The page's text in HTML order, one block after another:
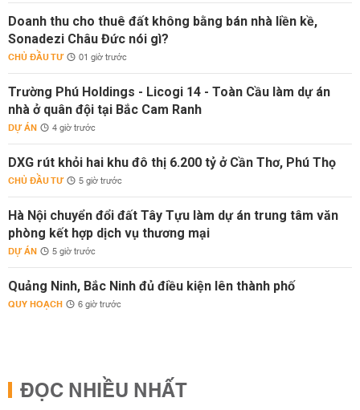
Doanh thu cho thuê đất không bằng bán nhà liền kề,
Sonadezi Châu Đức nói gì?
CHỦ ĐẦU TƯ 01 giờ trước
Trường Phú Holdings - Licogi 14 - Toàn Cầu làm dự án
nhà ở quân đội tại Bắc Cam Ranh
DỰ ÁN 4 giờ trước
DXG rút khỏi hai khu đô thị 6.200 tỷ ở Cần Thơ, Phú Thọ
CHỦ ĐẦU TƯ 5 giờ trước
Hà Nội chuyển đổi đất Tây Tựu làm dự án trung tâm văn
phòng kết hợp dịch vụ thương mại
DỰ ÁN 5 giờ trước
Quảng Ninh, Bắc Ninh đủ điều kiện lên thành phố
QUY HOẠCH 6 giờ trước
ĐỌC NHIỀU NHẤT